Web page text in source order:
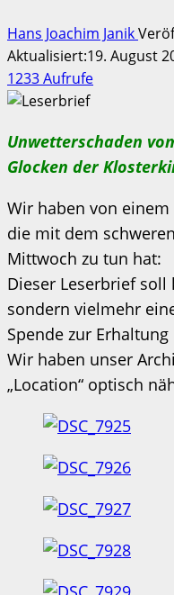
Hans Joachim Janik
Aktualisiert:19. August
1233 Aufrufe
Unwetterschaden
Glocken der
Wir haben von einem
die mit dem
Mittwoch zu tun hat:
Dieser Leserbrief soll
sondern vielmehr
Spende zur
Wir haben unser
„Location“ optisch